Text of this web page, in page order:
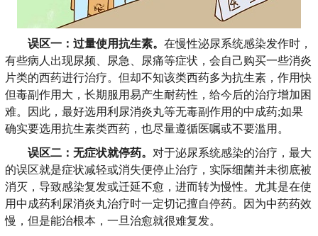
误区一：过量使用抗生素。 在慢性泌尿系统感染发作时，
有些病人出现尿频、尿急、尿痛等症状，会自己购买一些消炎
片类的西药进行治疗。但却不知该类西药多为抗生素，作用快
但毒副作用大，长期服用易产生耐药性，给今后的治疗增加困
难。因此，最好选用利尿消炎丸等无毒副作用的中成药;如果
确实要选用抗生素类西药，也尽量遵循医嘱或不要滥用。
误区二：无症状就停药。 对于泌尿系统感染的治疗，最大
的误区就是症状减轻或消失便停止治疗，实际细菌并未彻底被
消灭，导致感染复发或迁延不愈，进而转为慢性。尤其是在使
用中成药利尿消炎丸治疗时一定切记擅自停药。因为中药药效
慢，但是能治根本，一旦治愈就很难复发。